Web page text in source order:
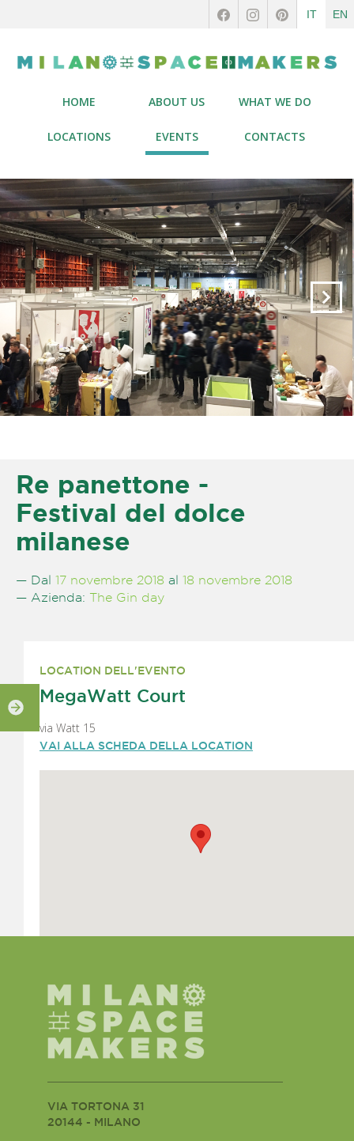
IT EN
HOME ABOUT US WHAT WE DO
LOCATIONS EVENTS CONTACTS
Re panettone -
Festival del dolce
milanese
— Dal 17 novembre 2018 al 18 novembre 2018
— Azienda: The Gin day
LOCATION DELL'EVENTO
MegaWatt Court
via Watt 15
VAI ALLA SCHEDA DELLA LOCATION
VIA TORTONA 31
20144 - MILANO